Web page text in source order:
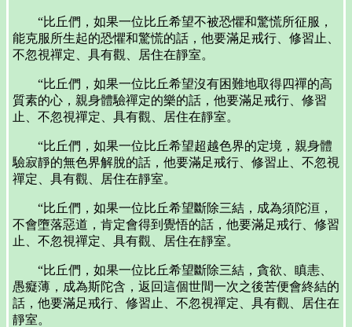
“比丘們，如果一位比丘希望不被恐懼和驚慌所征服，
能克服所生起的恐懼和驚慌的話，他要滿足戒行、修習止、
不忽視禪定、具有觀、居住在靜室。
“比丘們，如果一位比丘希望沒有困難地取得四禪的高
質素的心，親身體驗禪定的樂的話，他要滿足戒行、修習
止、不忽視禪定、具有觀、居住在靜室。
“比丘們，如果一位比丘希望超越色界的定境，親身體
驗寂靜的無色界解脫的話，他要滿足戒行、修習止、不忽視
禪定、具有觀、居住在靜室。
“比丘們，如果一位比丘希望斷除三結，成為須陀洹，
不會墮落惡道，肯定會得到覺悟的話，他要滿足戒行、修習
止、不忽視禪定、具有觀、居住在靜室。
“比丘們，如果一位比丘希望斷除三結，貪欲、瞋恚、
愚癡薄，成為斯陀含，返回這個世間一次之後苦便會終結的
話，他要滿足戒行、修習止、不忽視禪定、具有觀、居住在
靜室。